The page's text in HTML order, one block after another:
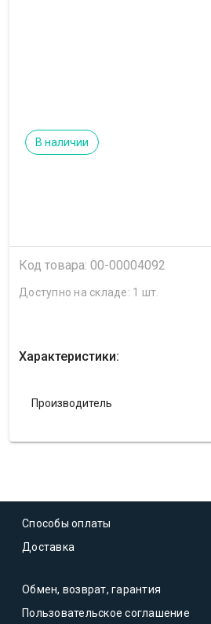
В наличии
Код товара: 00-00004092
Доступно на складе: 1 шт.
Характеристики:
Производитель
Способы оплаты
Доставка
Обмен, возврат, гарантия
Пользовательское соглашение